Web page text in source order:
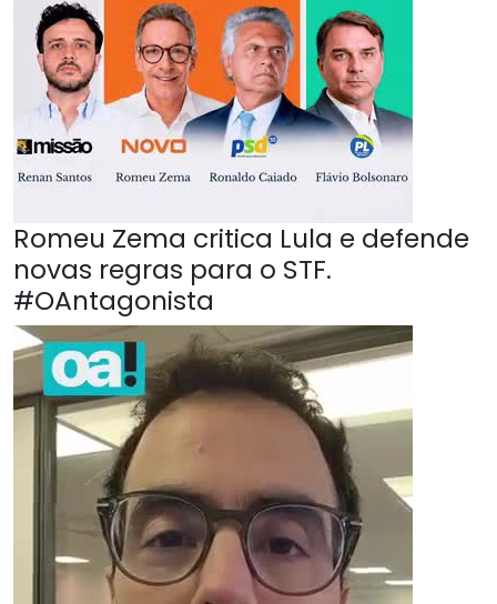
Romeu Zema critica Lula e defende
novas regras para o STF.
#OAntagonista